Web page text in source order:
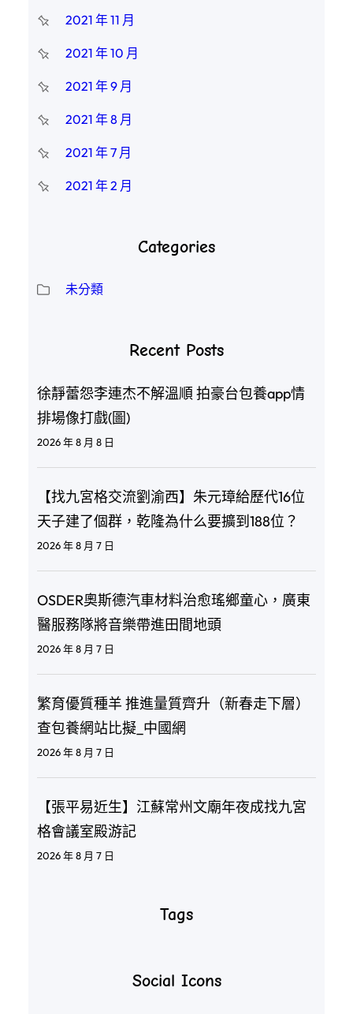
2021 年 11 月
2021 年 10 月
2021 年 9 月
2021 年 8 月
2021 年 7 月
2021 年 2 月
Categories
未分類
Recent Posts
徐靜蕾怨李連杰不解溫順 拍豪台包養app情
排場像打戲(圖)
2026 年 8 月 8 日
【找九宮格交流劉渝西】朱元璋給歷代16位
天子建了個群，乾隆為什么要擴到188位？
2026 年 8 月 7 日
OSDER奧斯德汽車材料治愈瑤鄉童心，廣東
醫服務隊將音樂帶進田間地頭
2026 年 8 月 7 日
繁育優質種羊 推進量質齊升（新春走下層）
查包養網站比擬_中國網
2026 年 8 月 7 日
【張平易近生】江蘇常州文廟年夜成找九宮
格會議室殿游記
2026 年 8 月 7 日
Tags
Social Icons